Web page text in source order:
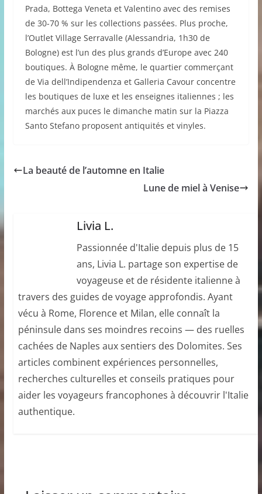
Prada, Bottega Veneta et Valentino avec des remises
de 30-70 % sur les collections passées. Plus proche,
l’Outlet Village Serravalle (Alessandria, 1h30 de
Bologne) est l’un des plus grands d’Europe avec 240
boutiques. À Bologne même, le quartier commerçant
de Via dell’Indipendenza et Galleria Cavour concentre
les boutiques de luxe et les enseignes italiennes ; les
marchés aux puces le dimanche matin sur la Piazza
Santo Stefano proposent antiquités et vinyles.
La beauté de l’automne en Italie
Lune de miel à Venise
Livia L.
Passionnée d'Italie depuis plus de 15
ans, Livia L. partage son expertise de
voyageuse et de résidente italienne à
travers des guides de voyage approfondis. Ayant
vécu à Rome, Florence et Milan, elle connaît la
péninsule dans ses moindres recoins — des ruelles
cachées de Naples aux sentiers des Dolomites. Ses
articles combinent expériences personnelles,
recherches culturelles et conseils pratiques pour
aider les voyageurs francophones à découvrir l'Italie
authentique.